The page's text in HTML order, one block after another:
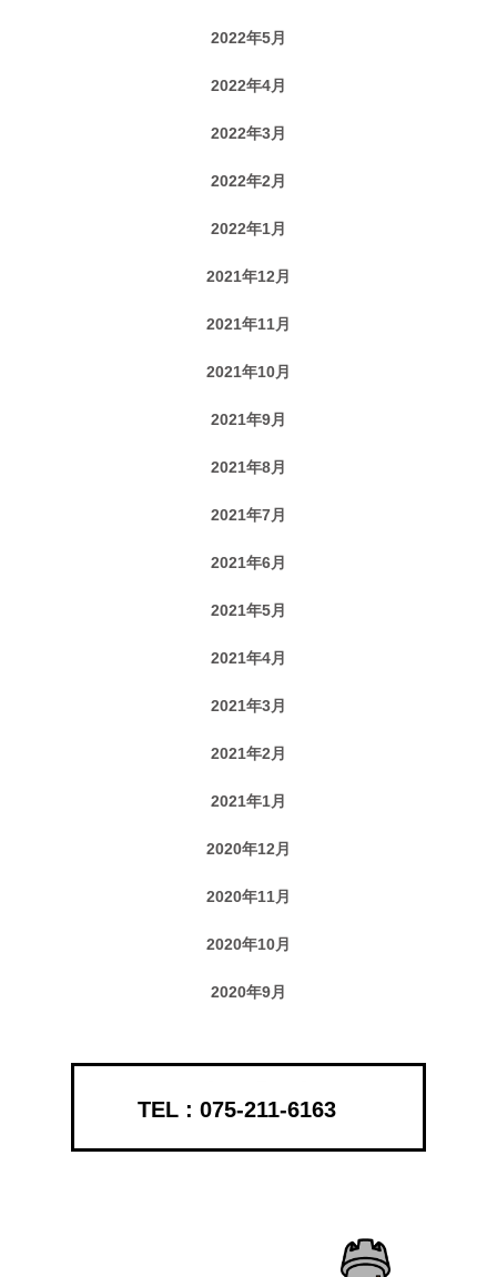
2022年5月
2022年4月
2022年3月
2022年2月
2022年1月
2021年12月
2021年11月
2021年10月
2021年9月
2021年8月
2021年7月
2021年6月
2021年5月
2021年4月
2021年3月
2021年2月
2021年1月
2020年12月
2020年11月
2020年10月
2020年9月
075-211-6163